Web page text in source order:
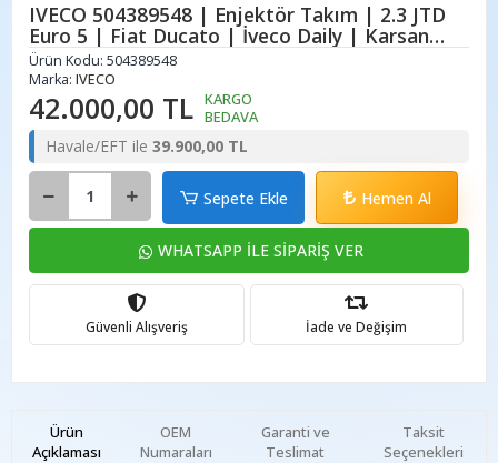
IVECO 504389548 | Enjektör Takım | 2.3 JTD
Euro 5 | Fiat Ducato | İveco Daily | Karsan
Jest
Ürün Kodu: 504389548
Marka: IVECO
42.000,00 TL KARGO
BEDAVA
Havale/EFT ile 39.900,00 TL
Sepete Ekle Hemen Al
WHATSAPP İLE SİPARİŞ VER
Güvenli Alışveriş İade ve Değişim
Ürün
Açıklaması
Garanti ve
Teslimat
Taksit
Seçenekleri
OEM
Numaraları